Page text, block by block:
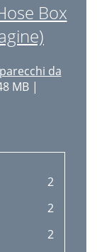
Box
da
MB |
2
2
2